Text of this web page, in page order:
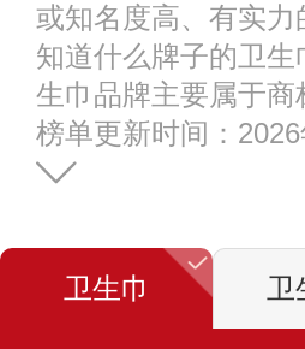
或知名度高、有实
知道什么牌子的卫
生巾品牌主要属于
榜单更新时间：
卫生巾 卫